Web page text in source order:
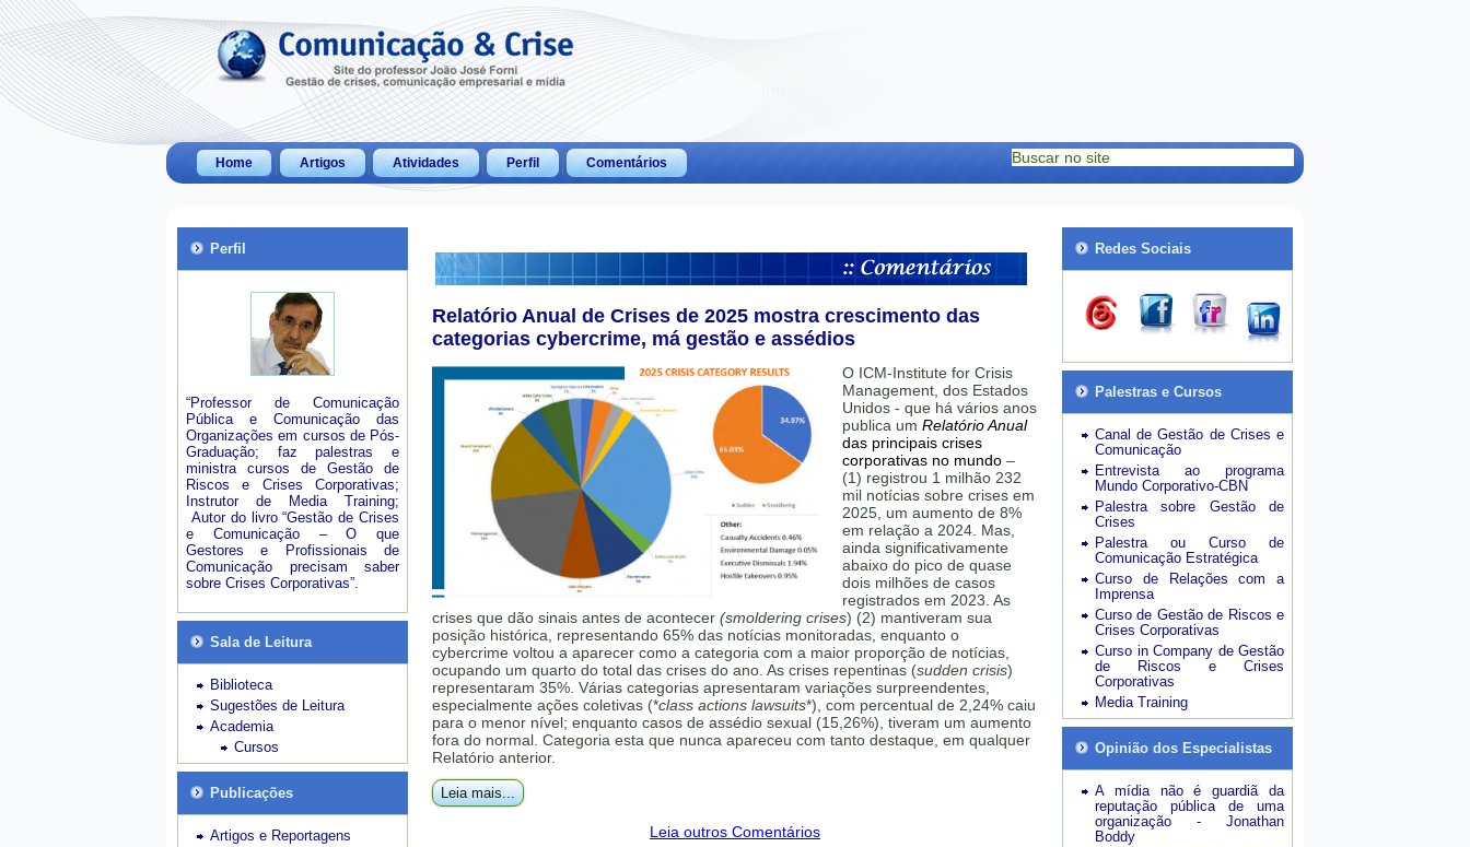
Home Artigos Atividades Perfil Comentários
Perfil
“Professor de Comunicação
Pública e Comunicação das
Organizações em cursos de Pós-
Graduação; faz palestras e
ministra cursos de Gestão de
Riscos e Crises Corporativas;
Instrutor de Media Training;
Autor do livro “Gestão de Crises
e Comunicação – O que
Gestores e Profissionais de
Comunicação precisam saber
sobre Crises Corporativas”.
Sala de Leitura
Biblioteca
Sugestões de Leitura
Academia
Cursos
Publicações
Artigos e Reportagens
Relatório Anual de Crises de 2025 mostra crescimento das
categorias cybercrime, má gestão e assédios
O ICM-Institute for Crisis
Management, dos Estados
Unidos - que há vários anos
publica um Relatório Anual
das principais crises
corporativas no mundo –
(1) registrou 1 milhão 232
mil notícias sobre crises em
2025, um aumento de 8%
em relação a 2024. Mas,
ainda significativamente
abaixo do pico de quase
dois milhões de casos
registrados em 2023. As
crises que dão sinais antes de acontecer (smoldering crises) (2) mantiveram sua
posição histórica, representando 65% das notícias monitoradas, enquanto o
cybercrime voltou a aparecer como a categoria com a maior proporção de notícias,
ocupando um quarto do total das crises do ano. As crises repentinas (sudden crisis)
representaram 35%. Várias categorias apresentaram variações surpreendentes,
especialmente ações coletivas (*class actions lawsuits*), com percentual de 2,24% caiu
para o menor nível; enquanto casos de assédio sexual (15,26%), tiveram um aumento
fora do normal. Categoria esta que nunca apareceu com tanto destaque, em qualquer
Relatório anterior.
Leia mais...
Leia outros Comentários
Redes Sociais
Palestras e Cursos
Canal de Gestão de Crises e
Comunicação
Entrevista ao programa
Mundo Corporativo-CBN
Palestra sobre Gestão de
Crises
Palestra ou Curso de
Comunicação Estratégica
Curso de Relações com a
Imprensa
Curso de Gestão de Riscos e
Crises Corporativas
Curso in Company de Gestão
de Riscos e Crises
Corporativas
Media Training
Opinião dos Especialistas
A mídia não é guardiã da
reputação pública de uma
organização - Jonathan
Boddy